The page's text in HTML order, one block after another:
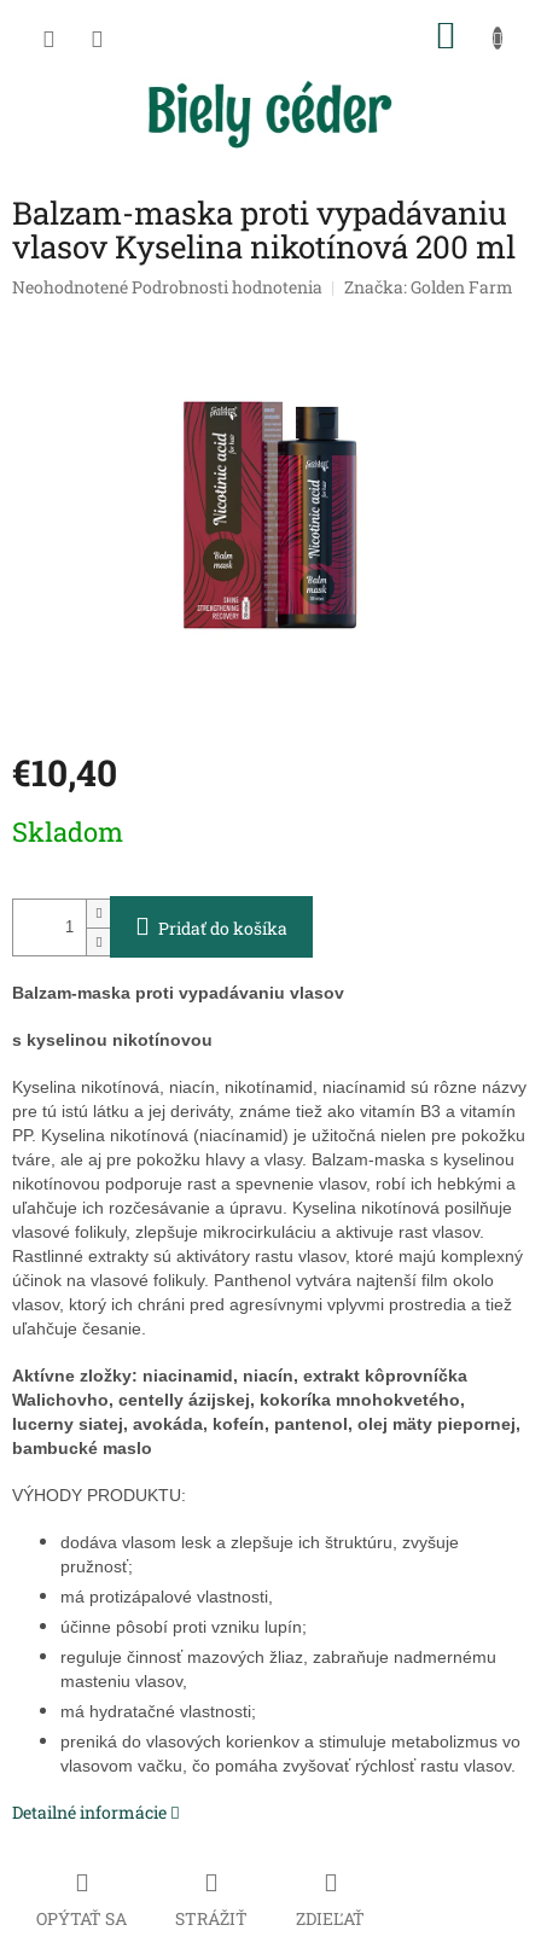
Balzam-maska proti vypadávaniu
vlasov Kyselina nikotínová 200 ml
Priemerné
NeohodnotenéPodrobnosti hodnotenia Značka:Golden Farm
€10,40
cena:
Skladom
Pridať do košíka
Balzam-maska proti vypadávaniu vlasov
s kyselinou nikotínovou
Kyselina nikotínová, niacín, nikotínamid, niacínamid sú rôzne názvy
pre tú istú látku a jej deriváty, známe tiež ako vitamín B3 a vitamín
PP. Kyselina nikotínová (niacínamid) je užitočná nielen pre pokožku
tváre, ale aj pre pokožku hlavy a vlasy. Balzam-maska s kyselinou
nikotínovou podporuje rast a spevnenie vlasov, robí ich hebkými a
uľahčuje ich rozčesávanie a úpravu. Kyselina nikotínová posilňuje
vlasové folikuly, zlepšuje mikrocirkuláciu a aktivuje rast vlasov.
Rastlinné extrakty sú aktivátory rastu vlasov, ktoré majú komplexný
účinok na vlasové folikuly. Panthenol vytvára najtenší film okolo
vlasov, ktorý ich chráni pred agresívnymi vplyvmi prostredia a tiež
uľahčuje česanie.
Aktívne zložky: niacinamid, niacín, extrakt kôprovníčka
Walichovho, centelly ázijskej, kokoríka mnohokvetého,
lucerny siatej, avokáda, kofeín, pantenol, olej mäty piepornej,
bambucké maslo
VÝHODY PRODUKTU:
dodáva vlasom lesk a zlepšuje ich štruktúru, zvyšuje
pružnosť;
má protizápalové vlastnosti,
účinne pôsobí proti vzniku lupín;
reguluje činnosť mazových žliaz, zabraňuje nadmernému
masteniu vlasov,
má hydratačné vlastnosti;
preniká do vlasových korienkov a stimuluje metabolizmus vo
vlasovom vačku, čo pomáha zvyšovať rýchlosť rastu vlasov.
Detailné informácie
OPÝTAŤ SA STRÁŽIŤ ZDIEĽAŤ